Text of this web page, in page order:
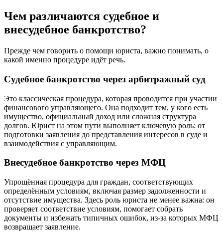
Чем различаются судебное и
внесудебное банкротство?
Прежде чем говорить о помощи юриста, важно понимать, о
какой именно процедуре идёт речь.
Судебное банкротство через арбитражный суд
Это классическая процедура, которая проводится при участии
финансового управляющего. Она подходит тем, у кого есть
имущество, официальный доход или сложная структура
долгов. Юрист на этом пути выполняет ключевую роль: от
подготовки заявления до представления интересов в суде и
взаимодействия с управляющим.
Внесудебное банкротство через МФЦ
Упрощённая процедура для граждан, соответствующих
определённым условиям, включая размер задолженности и
отсутствие имущества. Здесь роль юриста не менее важна: он
проверяет соответствие условиям, помогает собрать
документы и избежать типичных ошибок, из-за которых МФЦ
возвращает заявление.